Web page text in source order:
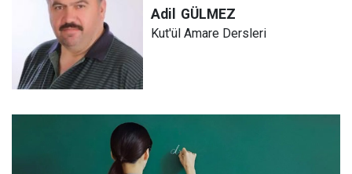
Adil GÜLMEZ
Kut'ül Amare Dersleri